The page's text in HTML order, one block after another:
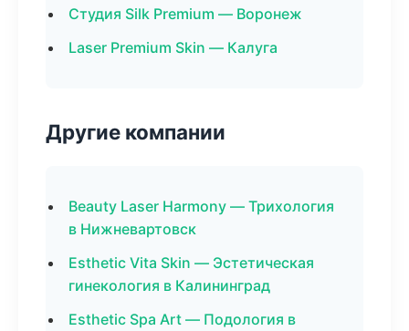
Студия Silk Premium — Воронеж
Laser Premium Skin — Калуга
Другие компании
Beauty Laser Harmony — Трихология
в Нижневартовск
Esthetic Vita Skin — Эстетическая
гинекология в Калининград
Esthetic Spa Art — Подология в